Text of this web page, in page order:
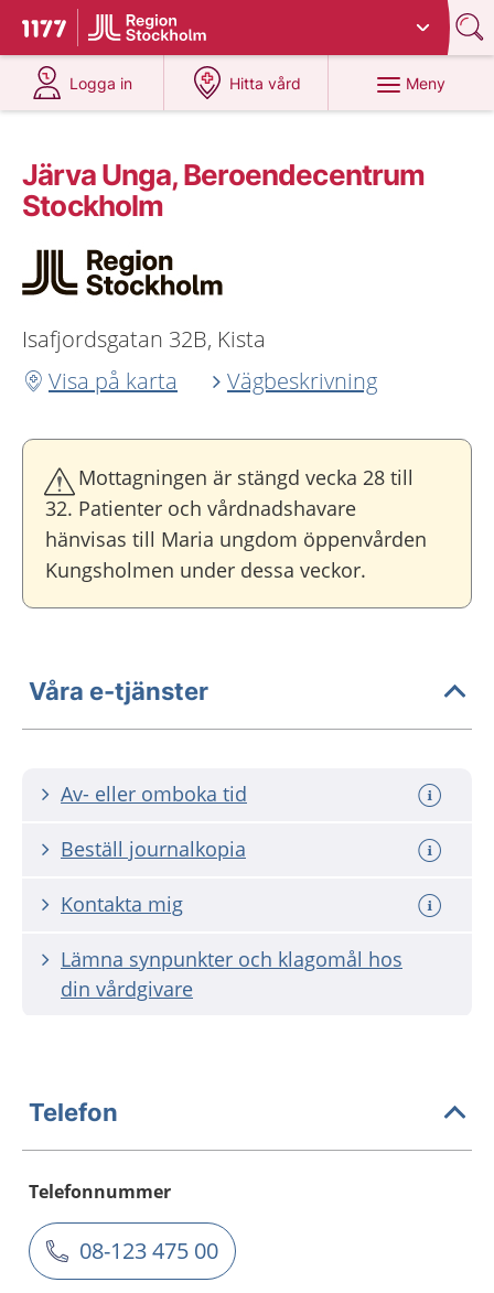
Till startsidan för 1177
Du har valt region
Logga in
på 1177.se
Hitta vård
på 1177.se
Meny
Järva Unga, Beroendecentrum
Stockholm
Isafjordsgatan 32B, Kista
Visa på karta
Vägbeskrivning
Mottagningen är stängd vecka 28 till
32. Patienter och vårdnadshavare
hänvisas till Maria ungdom öppenvården
Kungsholmen under dessa veckor.
Våra e-tjänster
Av- eller omboka tid
Beställ journalkopia
Kontakta mig
Lämna synpunkter och klagomål hos
din vårdgivare
Telefon
Telefonnummer
08-123 475 00